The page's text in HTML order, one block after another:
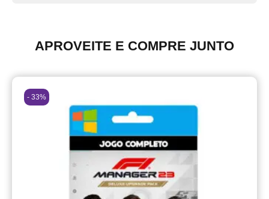
APROVEITE E COMPRE JUNTO
- 33%